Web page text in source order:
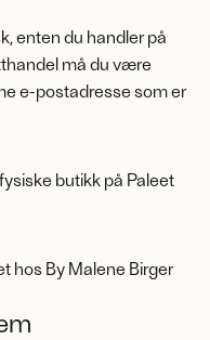
enten du handler på
må du være
e-postadresse som er
butikk på Paleet
hos By Malene Birger